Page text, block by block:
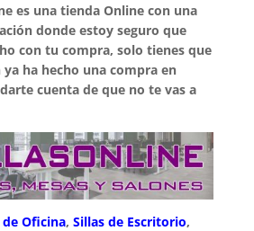
es una tienda Online con una
donde estoy seguro que
con tu compra, solo tienes que
ha hecho una compra en
cuenta de que no te vas a
de Oficina, Sillas de Escritorio,